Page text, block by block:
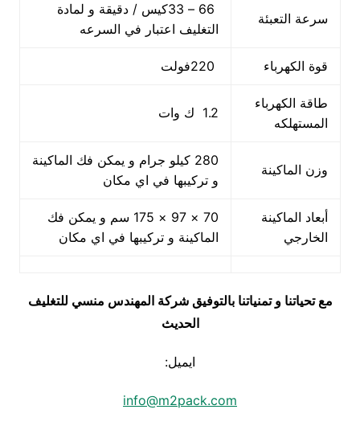
سرعة التعبئة
66 – 33كيس / دقيقة و لمادة
التغليف اعتبار في السرعه
قوة الكهرباء
طاقة الكهرباء
المستهلكه
1.2 ك وات
وزن الماكينة
280 كيلو جرام و يمكن فك الماكينة
و تركيبها في اي مكان
أبعاد الماكينة
الخارجي
70 × 97 × 175 سم و يمكن فك
الماكينة و تركيبها في اي مكان
مع تحياتنا و تمنياتنا بالتوفيق شركة المهندس منسي للتغليف
الحديث
ايميل:
info@m2pack.com